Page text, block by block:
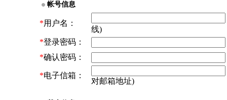
帐号信息
*用户名：
线)
*登录密码：
*确认密码：
*电子信箱：
对邮箱地址)